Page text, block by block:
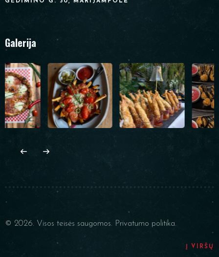
GEDIMINO G. 30, MARIJAMPOLĖ
Galerija
© 2026. Visos teisės saugomos. Privatumo politika.
Į VIRŠŲ